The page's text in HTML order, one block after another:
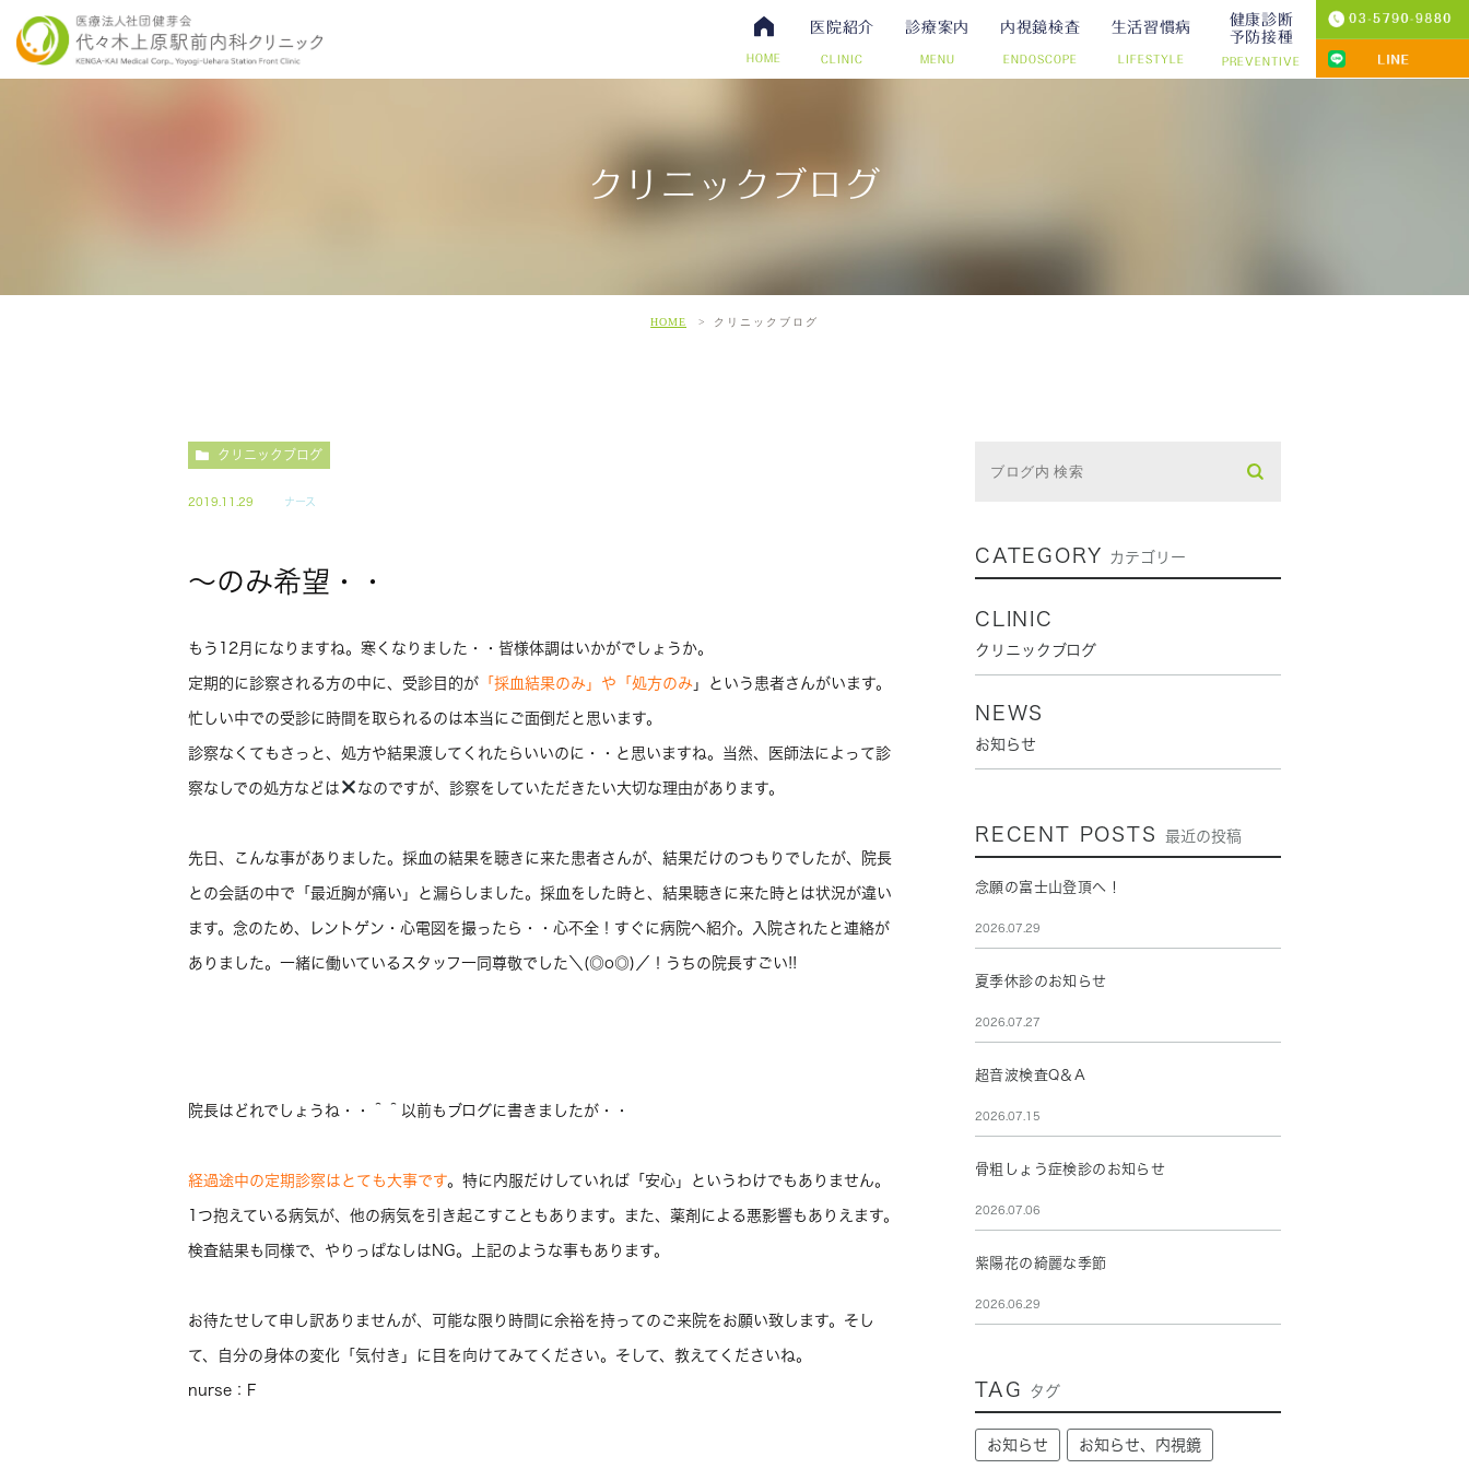
HOME
医院紹介
CLINIC
アクセス・診療時間 スタッフ募集
診療案内
MENU
内視鏡検査
ENDOSCOPE
大腸内視鏡検査について 日帰り手術（内視鏡的ポリープ切除）
生活習慣病
LIFESTYLE
健康診断
予防接種
PREVENTIVE
ワクチン・予防接種
クリニックブログ
HOME クリニックブログ
クリニックブログ
2019.11.29 ナース
～のみ希望・・
もう12月になりますね。寒くなりました・・皆様体調はいかがでしょうか。
定期的に診察される方の中に、受診目的が 「採血結果のみ」や「処方のみ 」という患者さんがいます。
忙しい中での受診に時間を取られるのは本当にご面倒だと思います。
診察なくてもさっと、処方や結果渡してくれたらいいのに・・と思いますね。当然、医師法によって診
察なしでの処方などは なのですが、診察をしていただきたい大切な理由があります。
先日、こんな事がありました。採血の結果を聴きに来た患者さんが、結果だけのつもりでしたが、院長
との会話の中で「最近胸が痛い」と漏らしました。採血をした時と、結果聴きに来た時とは状況が違い
ます。念のため、レントゲン・心電図を撮ったら・・心不全！すぐに病院へ紹介。入院されたと連絡が
ありました。一緒に働いているスタッフ一同尊敬でした＼(◎o◎)／！うちの院長すごい!!
院長はどれでしょうね・・＾＾以前もブログに書きましたが・・
経過途中の定期診察はとても大事です。特に内服だけしていれば「安心」というわけでもありません。
1つ抱えている病気が、他の病気を引き起こすこともあります。また、薬剤による悪影響もありえます。
検査結果も同様で、やりっぱなしはNG。上記のような事もあります。
お待たせして申し訳ありませんが、可能な限り時間に余裕を持ってのご来院をお願い致します。そし
て、自分の身体の変化「気付き」に目を向けてみてください。そして、教えてくださいね。
nurse：F
CATEGORY カテゴリー
CLINIC
クリニックブログ
NEWS
お知らせ
RECENT POSTS 最近の投稿
念願の富士山登頂へ！
2026.07.29
夏季休診のお知らせ
2026.07.27
超音波検査Q＆A
2026.07.15
骨粗しょう症検診のお知らせ
2026.07.06
紫陽花の綺麗な季節
2026.06.29
TAG タグ
お知らせ お知らせ、内視鏡